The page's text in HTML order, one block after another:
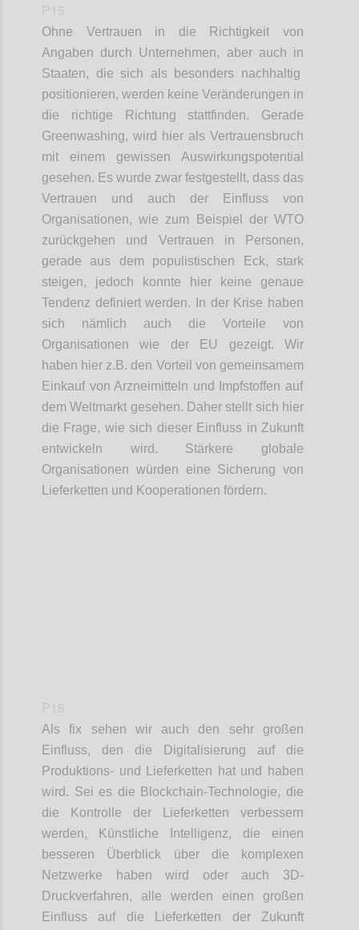
Ohne Vertrauen in die Richtigkeit von
Angaben durch Unternehmen, aber auch in
Staaten, die sich als besonders nachhaltig
positionieren, werden keine Veränderungen in
die richtige Richtung stattfinden. Gerade
Greenwashing, wird hier als Vertrauensbruch
mit einem gewissen Auswirkungspotential
gesehen. Es wurde zwar festgestellt, dass das
Vertrauen und auch der Einfluss von
Organisationen, wie zum Beispiel der WTO
zurückgehen und Vertrauen in Personen,
gerade aus dem populistischen Eck, stark
steigen, jedoch konnte hier keine genaue
Tendenz definiert werden. In der Krise haben
sich nämlich auch die Vorteile von
Organisationen wie der EU gezeigt.Wir
haben hier z.B. den Vorteil von gemeinsamem
Einkaufvon Arzneimittel n und Impfstoffen auf
dem Weltmarkt gesehen. Daher stellt sich hier
die Frage, wie sich dieser Einfluss in Zukunft
entwickeln wird. Stärkere globale
Organisationen würden eine Sicherung von
Lieferketten und Kooperationen fördern.
Als fix sehen wir auch den sehr großen
Einfluss, den die Digitalisierung auf die
Produktions- und Lieferketten hat und haben
wird. Sei es die Blockchain-Technologie, die
die Kontrolle der Lieferketten verbessern
werden, Künstliche Intelligenz, die einen
besseren Überblick über die komplexen
Netzwerke haben wird oder auch 3D-
Druckverfahren, alle werden einen großen
Einfluss auf die Lieferketten der Zukunft